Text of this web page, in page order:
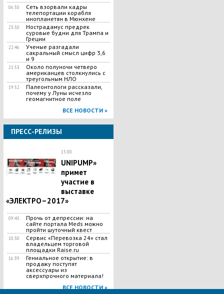
06:50
Сеть взорвали кадры
телепортации корабля
инопланетян в Мюнхене
23:50
Нострадамус предрек
суровые будни для Трампа и
Греции
22:46
Ученые разгадали
сакральный смысл цифр 3,6
и 9
21:53
Около полуночи четверо
американцев столкнулись с
треугольным НЛО
19:52
Палеонтологи рассказали,
почему у Луны исчезло
геомагнитное поле
ВСЕ НОВОСТИ »
ПРЕСС-РЕЛИЗЫ
15:00
UNIPUMP»
примет
участие в
выставке
«ЭЛЕКТРО–2017»
09:45
Прочь от депрессии: на
сайте портала Meds можно
пройти шуточный квест
10:30
Сервис «Перевозка 24» стал
владельцем торговой
площадки Raise.ru
16:39
Гениальное открытие: в
продажу поступят
аксессуары из
сверхпрочного материала!
ВСЕ НОВОСТИ »